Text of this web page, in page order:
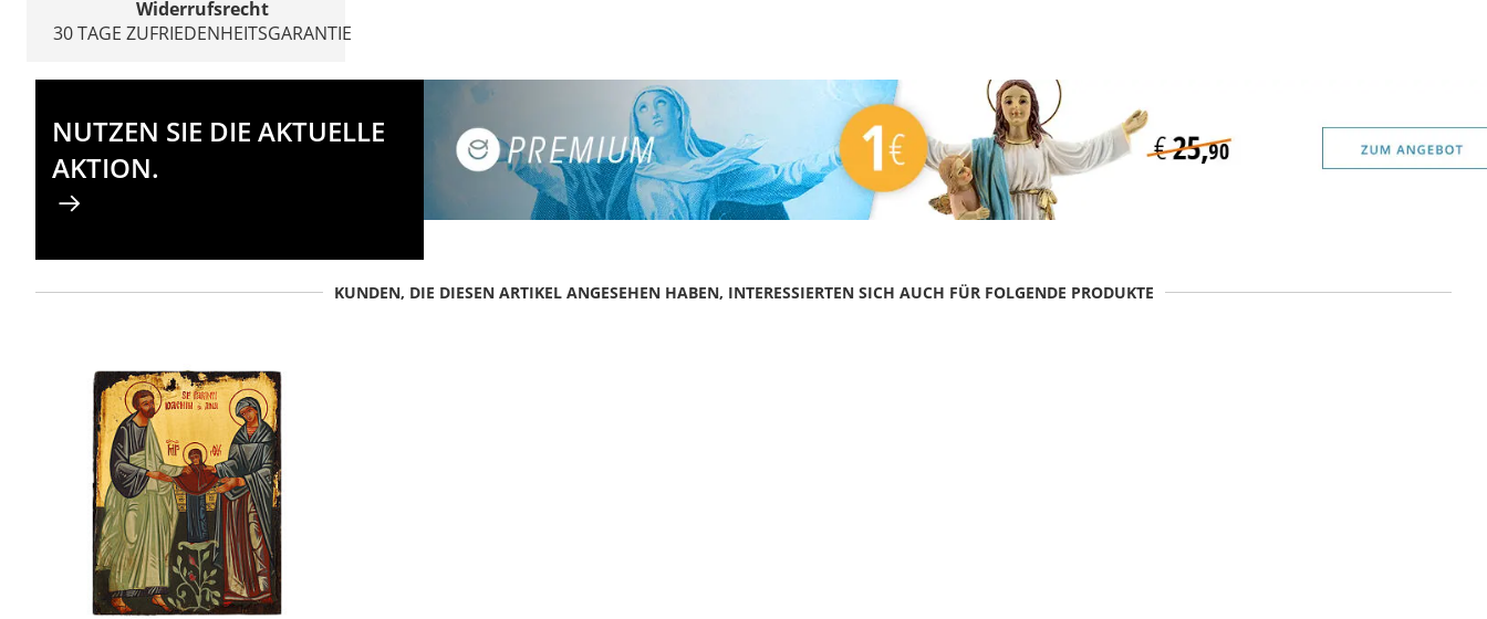
Widerrufsrecht
30 TAGE ZUFRIEDENHEITSGARANTIE
NUTZEN SIE DIE AKTUELLE
AKTION.
KUNDEN, DIE DIESEN ARTIKEL ANGESEHEN HABEN, INTERESSIERTEN SICH AUCH FÜR FOLGENDE PRODUKTE